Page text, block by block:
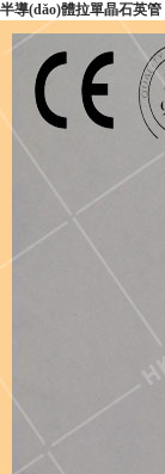
半導(dǎo)體拉單晶石英管